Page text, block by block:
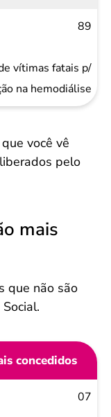
89
vítimas fatais p/
na hemodiálise
você vê
pelo
mais
que não são
concedidos
07